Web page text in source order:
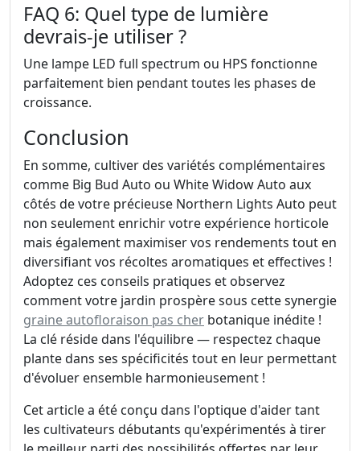
FAQ 6: Quel type de lumière
devrais-je utiliser ?
Une lampe LED full spectrum ou HPS fonctionne
parfaitement bien pendant toutes les phases de
croissance.
Conclusion
En somme, cultiver des variétés complémentaires
comme Big Bud Auto ou White Widow Auto aux
côtés de votre précieuse Northern Lights Auto peut
non seulement enrichir votre expérience horticole
mais également maximiser vos rendements tout en
diversifiant vos récoltes aromatiques et effectives !
Adoptez ces conseils pratiques et observez
comment votre jardin prospère sous cette synergie
graine autofloraison pas cher botanique inédite !
La clé réside dans l'équilibre — respectez chaque
plante dans ses spécificités tout en leur permettant
d'évoluer ensemble harmonieusement !
Cet article a été conçu dans l'optique d'aider tant
les cultivateurs débutants qu'expérimentés à tirer